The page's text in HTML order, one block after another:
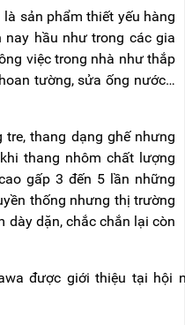
sản phẩm thiết yếu hàng
nay hầu như trong các gia
việc trong nhà như thắp
tường, sửa ống nước…
thang dạng ghế nhưng
thang nhôm chất lượng
gấp 3 đến 5 lần những
thống nhưng thị trường
dày dặn, chắc chắn lại còn